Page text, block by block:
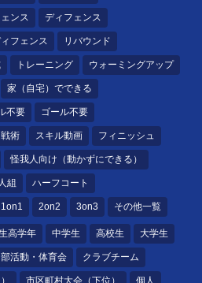
ンス ディフェンス
フェンス リバウンド
トレーニング ウォーミングアップ
家（自宅）でできる
不要 ゴール不要
術 スキル動画 フィニッシュ
怪我人向け（動かずにできる）
組 ハーフコート
1on1 2on2 3on3 その他一覧
高学年 中学生 高校生 大学生
部活動・体育会 クラブチーム
市区町村大会（下位） 個人